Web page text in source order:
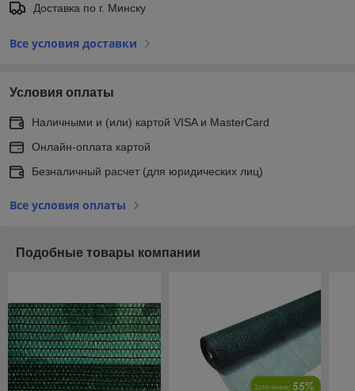
Доставка по г. Минску
Все условия доставки
Условия оплаты
Наличными и (или) картой VISA и MasterCard
Онлайн-оплата картой
Безналичный расчет (для юридических лиц)
Все условия оплаты
Подобные товары компании